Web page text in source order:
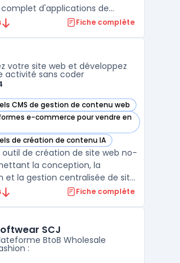
d'applications de
de comptabilité, de
fournit une vue en temps
réel de la performance ...
Fiche complète
votre site web et développez
activité sans coder
CMS de gestion de contenu web
cette catégorie
e-commerce pour vendre en
cette catégorie
de création de contenu IA
cette catégorie
outil de création de site web no-
la conception, la
et la gestion centralisée de sites
entreprises et indépendants
de boutiques en ligne, de
Fiche complète
SCJ
BtoB Wholesale
: